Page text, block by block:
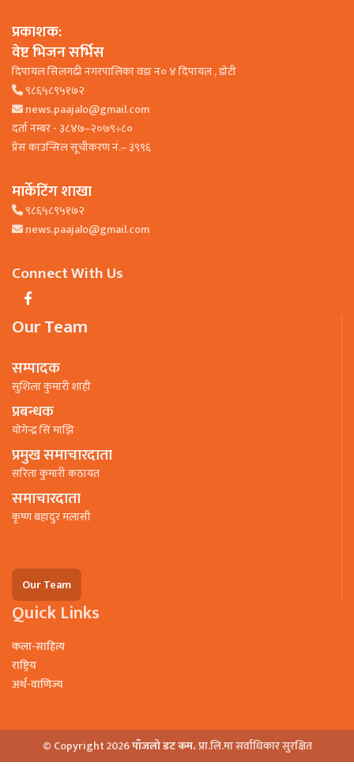
प्रकाशक:
वेष्ट भिजन सर्भिस
दिपायल सिलगढी नगरपालिका वडा न० ४ दिपायल , डाेटी
९८६५८९५१७२
news.paajalo@gmail.com
दर्ता नम्बर - ३८४७–२०७९÷८०
प्रेस काउन्सिल सूचीकरण नं.– ३९९६
मार्केटिंग शाखा
९८६५८९५१७२
news.paajalo@gmail.com
Connect With Us
Our Team
सम्पादक
सुशिला कुमारी शाही
प्रबन्धक
याेगेन्द्र सिं माझि
प्रमुख समाचारदाता
सरिता कुमारी कठायत
समाचारदाता
कृष्ण बहादुर मलासी
Our Team
Quick Links
कला-साहित्य
राष्ट्रिय
अर्थ-वाणिज्य
© Copyright 2026पाँजलो डट कम.प्रा.लि.मा सर्वाधिकार सुरक्षित